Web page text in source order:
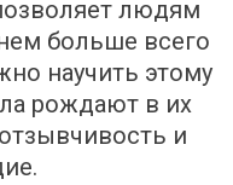
людям
больше всего
научить этому
рождают в их
и